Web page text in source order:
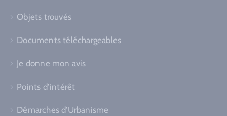
Objets trouvés
Documents téléchargeables
Je donne mon avis
Points d’intérêt
Démarches d’Urbanisme